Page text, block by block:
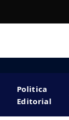
Politica
Editorial